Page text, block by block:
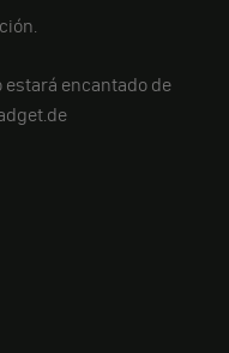
encantado de